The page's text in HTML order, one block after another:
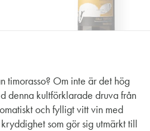
timorasso? Om inte är det hög
denna kultförklarade druva från
och fylligt vitt vin med
som gör sig utmärkt till